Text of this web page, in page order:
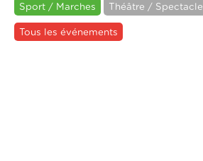
Sport / Marches Théâtre / Spectacle
Tous les événements